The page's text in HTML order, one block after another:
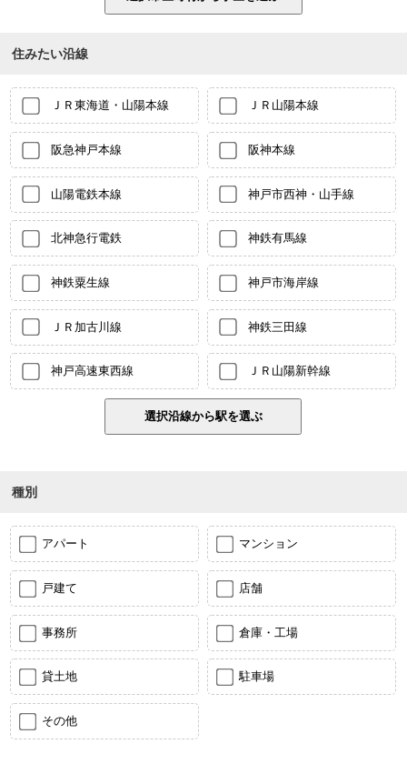
住みたい沿線
ＪＲ東海道・山陽本線 ＪＲ山陽本線
阪急神戸本線 阪神本線
山陽電鉄本線 神戸市西神・山手線
北神急行電鉄 神鉄有馬線
神鉄粟生線 神戸市海岸線
ＪＲ加古川線 神鉄三田線
神戸高速東西線 ＪＲ山陽新幹線
種別
アパート マンション
戸建て 店舗
事務所 倉庫・工場
貸土地 駐車場
その他